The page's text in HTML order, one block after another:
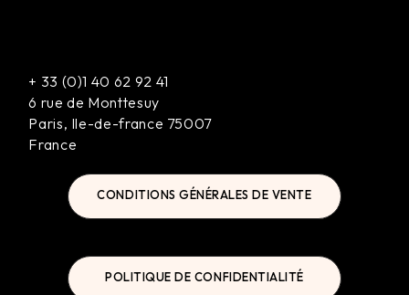
+ 33 (0)1 40 62 92 41
6 rue de Monttesuy
Paris, Ile-de-france 75007
France
CONDITIONS GÉNÉRALES DE VENTE
POLITIQUE DE CONFIDENTIALITÉ